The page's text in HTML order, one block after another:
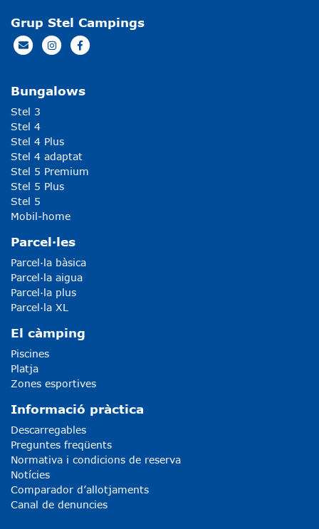
Grup Stel Campings
Bungalows
Stel 3
Stel 4
Stel 4 Plus
Stel 4 adaptat
Stel 5 Premium
Stel 5 Plus
Stel 5
Mobil-home
Parcel·les
Parcel·la bàsica
Parcel·la aigua
Parcel·la plus
Parcel·la XL
El càmping
Piscines
Platja
Zones esportives
Informació pràctica
Descarregables
Preguntes freqüents
Normativa i condicions de reserva
Notícies
Comparador d’allotjaments
Canal de denuncies